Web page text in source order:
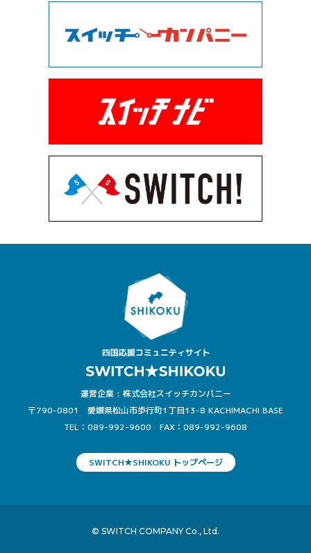
運営企業 : 株式会社スイッチカンパニー
〒790-0801 愛媛県松山市歩行町1丁目13-8 KACHIMACHI BASE
TEL：089-992-9600
FAX：089-992-9608
SWITCH★SHIKOKU トップページ
© SWITCH COMPANY Co., Ltd.